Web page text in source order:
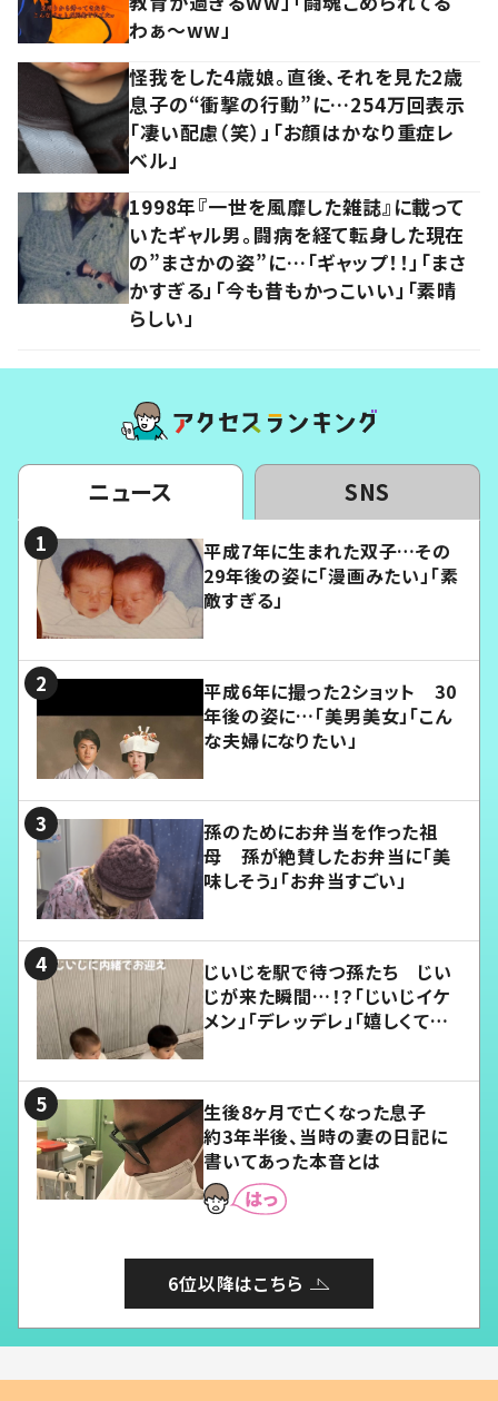
わぁ～ww」
怪我をした4歳娘。直後、それを見た2歳
息子の“衝撃の行動”に…254万回表示
「凄い配慮（笑）」「お顔はかなり重症レ
ベル」
1998年『一世を風靡した雑誌』に載って
いたギャル男。闘病を経て転身した現在
の”まさかの姿”に…「ギャップ！！」「まさ
かすぎる」「今も昔もかっこいい」「素晴
らしい」
ニュース SNS
平成7年に生まれた双子…その
29年後の姿に「漫画みたい」「素
敵すぎる」
平成6年に撮った2ショット 30
年後の姿に…「美男美女」「こん
な夫婦になりたい」
孫のためにお弁当を作った祖
母 孫が絶賛したお弁当に「美
味しそう」「お弁当すごい」
じいじを駅で待つ孫たち じい
じが来た瞬間…！？「じいじイケ
メン」「デレッデレ」「嬉しくて可
生後8ヶ月で亡くなった息子
約3年半後、当時の妻の日記に
書いてあった本音とは
6位以降はこちら